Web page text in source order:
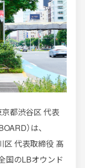
京都渋谷区 代表
）は、
区 代表取締役 髙
国のLBオウンド